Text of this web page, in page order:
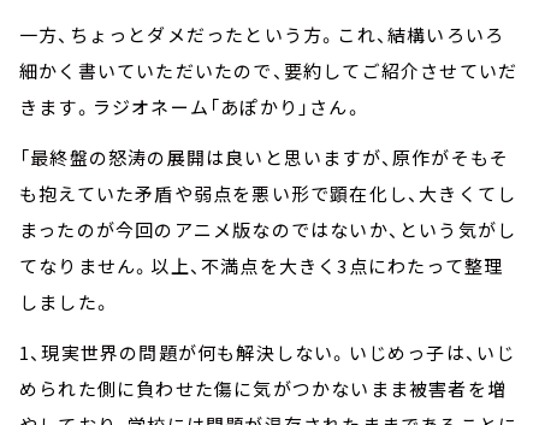
一方、ちょっとダメだったという方。これ、結構いろいろ
細かく書いていただいたので、要約してご紹介させていだ
きます。ラジオネーム「あぽかり」さん。
「最終盤の怒涛の展開は良いと思いますが、原作がそもそ
も抱えていた矛盾や弱点を悪い形で顕在化し、大きくてし
まったのが今回のアニメ版なのではないか、という気がし
てなりません。以上、不満点を大きく3点にわたって整理
しました。
1、現実世界の問題が何も解決しない。いじめっ子は、いじ
められた側に負わせた傷に気がつかないまま被害者を増